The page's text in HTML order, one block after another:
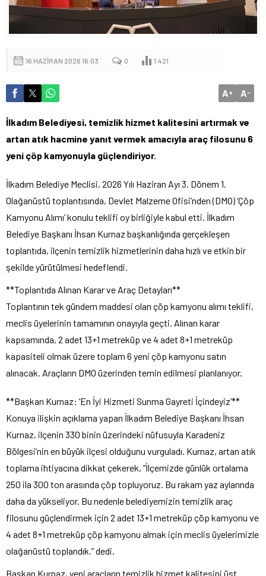
16 HAZIRAN 2026 16:03 0 1.421
A+ A-
İlkadım Belediyesi, temizlik hizmet kalitesini artırmak ve
artan atık hacmine yanıt vermek amacıyla araç filosunu 6
yeni çöp kamyonuyla güçlendiriyor.
İlkadım Belediye Meclisi, 2026 Yılı Haziran Ayı 3. Dönem 1.
Olağanüstü toplantısında, Devlet Malzeme Ofisi’nden (DMO) ‘Çöp
Kamyonu Alımı’ konulu teklifi oy birliğiyle kabul etti. İlkadım
Belediye Başkanı İhsan Kurnaz başkanlığında gerçekleşen
toplantıda, ilçenin temizlik hizmetlerinin daha hızlı ve etkin bir
şekilde yürütülmesi hedeflendi.
**Toplantıda Alınan Karar ve Araç Detayları**
Toplantının tek gündem maddesi olan çöp kamyonu alımı teklifi,
meclis üyelerinin tamamının onayıyla geçti. Alınan karar
kapsamında, 2 adet 13+1 metreküp ve 4 adet 8+1 metreküp
kapasiteli olmak üzere toplam 6 yeni çöp kamyonu satın
alınacak. Araçların DMO üzerinden temin edilmesi planlanıyor.
**Başkan Kurnaz: ‘En İyi Hizmeti Sunma Gayreti İçindeyiz’**
Konuya ilişkin açıklama yapan İlkadım Belediye Başkanı İhsan
Kurnaz, ilçenin 330 binin üzerindeki nüfusuyla Karadeniz
Bölgesi’nin en büyük ilçesi olduğunu vurguladı. Kurnaz, artan atık
toplama ihtiyacına dikkat çekerek, “İlçemizde günlük ortalama
250 ila 300 ton arasında çöp topluyoruz. Bu rakam yaz aylarında
daha da yükseliyor. Bu nedenle belediyemizin temizlik araç
filosunu güçlendirmek için 2 adet 13+1 metreküp çöp kamyonu ve
4 adet 8+1 metreküp çöp kamyonu almak için meclis üyelerimizle
olağanüstü toplandık.” dedi.
Başkan Kurnaz, yeni araçların temizlik hizmet kalitesini üst